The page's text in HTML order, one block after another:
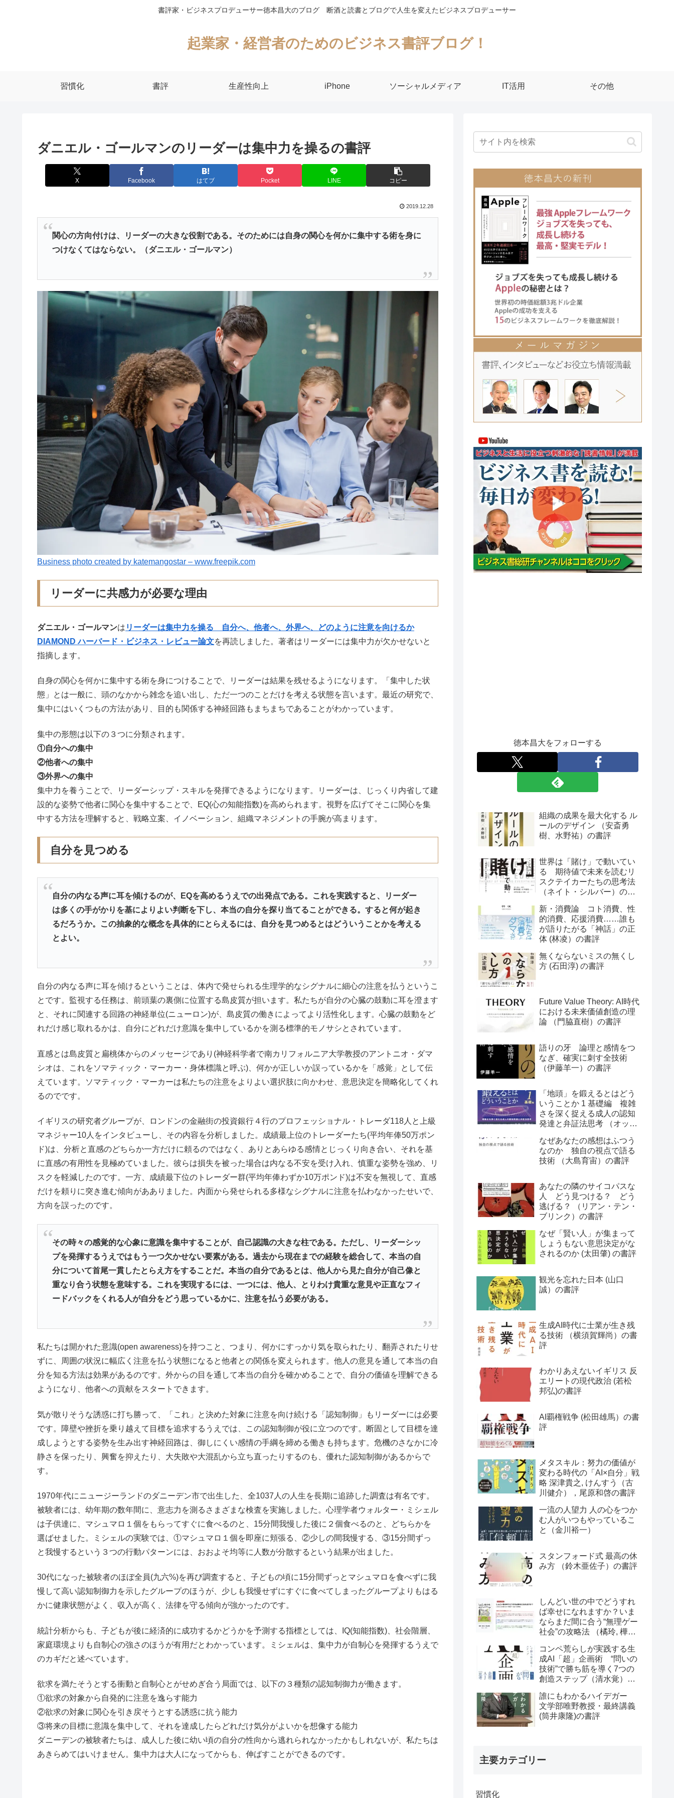
書評家・ビジネスプロデューサー徳本昌大のブログ 断酒と読書とブログで人生を変えたビジネスプロデューサー
起業家・経営者のためのビジネス書評ブログ！
習慣化 書評 生産性向上 iPhone ソーシャルメディア IT活用 その他
ダニエル・ゴールマンのリーダーは集中力を操るの書評
X Facebook はてブ Pocket LINE コピー
2019.12.28
関心の方向付けは、リーダーの大きな役割である。そのためには自身の関心を何かに集中する術を身に
つけなくてはならない。（ダニエル・ゴールマン）
Business photo created by katemangostar – www.freepik.com
リーダーに共感力が必要な理由
ダニエル・ゴールマンは リーダーは集中力を操る 自分へ、他者へ、外界へ、どのように注意を向けるか
DIAMOND ハーバード・ビジネス・レビュー論文を再読しました。著者はリーダーには集中力が欠かせないと
指摘します。
自身の関心を何かに集中する術を身につけることで、リーダーは結果を残せるようになります。「集中した状
態」とは一般に、頭のなかから雑念を追い出し、ただ一つのことだけを考える状態を言います。最近の研究で、
集中にはいくつもの方法があり、目的も関係する神経回路もまちまちであることがわかっています。
集中の形態は以下の３つに分類されます。
①自分への集中
②他者への集中
③外界への集中
集中力を養うことで、リーダーシップ・スキルを発揮できるようになります。リーダーは、じっくり内省して建
設的な姿勢で他者に関心を集中することで、EQ(心の知能指数)を高められます。視野を広げてそこに関心を集
中する方法を理解すると、戦略立案、イノベーション、組織マネジメントの手腕が高まります。
自分を見つめる
自分の内なる声に耳を傾けるのが、EQを高めるうえでの出発点である。これを実践すると、リーダー
は多くの手がかりを基によりよい判断を下し、本当の自分を探り当てることができる。すると何が起き
るだろうか。この抽象的な概念を具体的にとらえるには、自分を見つめるとはどういうことかを考える
とよい。
自分の内なる声に耳を傾けるということは、体内で発せられる生理学的なシグナルに細心の注意を払うというこ
とです。監視する任務は、前頭葉の裏側に位置する島皮質が担います。私たちが自分の心臓の鼓動に耳を澄ます
と、それに関連する回路の神経単位(ニューロン)が、島皮質の働きによってより活性化します。心臓の鼓動をど
れだけ感じ取れるかは、自分にどれだけ意識を集中しているかを測る標準的モノサシとされています。
直感とは島皮質と扁桃体からのメッセージであり(神経科学者で南カリフォルニア大学教授のアントニオ・ダマ
シオは、これをソマティック・マーカー・身体標識と呼ぶ)、何かが正しいか誤っているかを「感覚」として伝
えています。ソマティック・マーカーは私たちの注意をよりよい選択肢に向かわせ、意思決定を簡略化してくれ
るのでです。
イギリスの研究者グループが、ロンドンの金融街の投資銀行４行のプロフェッショナル・トレーダ118人と上級
マネジャー10人をインタビューし、その内容を分析しました。成績最上位のトレーダーたち(平均年俸50万ポン
ド)は、分析と直感のどちらか一方だけに頼るのではなく、ありとあらゆる感情とじっくり向き合い、それを基
に直感の有用性を見極めていました。彼らは損失を被った場合は内なる不安を受け入れ、慎重な姿勢を強め、リ
スクを軽減したのです。一方、成績最下位のトレーダー群(平均年俸わずか10万ポンド)は不安を無視して、直感
だけを頼りに突き進む傾向があありました。内面から発せられる多様なシグナルに注意を払わなかったせいで、
方向を誤ったのです。
その時々の感覚的な心象に意識を集中することが、自己認識の大きな柱である。ただし、リーダーシッ
プを発揮するうえではもう一つ欠かせない要素がある。過去から現在までの経験を総合して、本当の自
分について首尾一貫したとらえ方をすることだ。本当の自分であるとは、他人から見た自分が自己像と
重なり合う状態を意味する。これを実現するには、一つには、他人、とりわけ貴重な意見や正直なフィ
ードバックをくれる人が自分をどう思っているかに、注意を払う必要がある。
私たちは開かれた意識(open awareness)を持つこと、つまり、何かにすっかり気を取られたり、翻弄されたりせ
ずに、周囲の状況に幅広く注意を払う状態になると他者との関係を変えられます。他人の意見を通して本当の自
分を知る方法は効果があるのです。外からの目を通して本当の自分を確かめることで、自分の価値を理解できる
ようになり、他者への貢献をスタートできます。
気が散りそうな誘惑に打ち勝って、「これ」と決めた対象に注意を向け続ける「認知制御」もリーダーには必要
です。障壁や挫折を乗り越えて目標を追求するうえでは、この認知制御が役に立つのです。断固として目標を達
成しようとする姿勢を生み出す神経回路は、御しにくい感情の手綱を締める働きも持ちます。危機のさなかに冷
静さを保ったり、興奮を抑えたり、大失敗や大混乱から立ち直ったりするのも、優れた認知制御があるからで
す。
1970年代にニュージーランドのダニーデン市で出生した、全1037人の人生を長期に追跡した調査は有名です。
被験者には、幼年期の数年間に、意志力を測るさまざまな検査を実施しました。心理学者ウォルター・ミシェル
は子供達に、マシュマロ１個をもらってすぐに食べるのと、15分間我慢した後に２個食べるのと、どちらかを
選ばせました。ミシェルの実験では、①マシュマロ１個を即座に頬張る、②少しの間我慢する、③15分間ずっ
と我慢するという３つの行動パターンには、おおよそ均等に人数が分散するという結果が出ました。
30代になった被験者のほぼ全員(九六%)を再び調査すると、子どもの頃に15分間ずっとマシュマロを食べずに我
慢して高い認知制御力を示したグループのほうが、少しも我慢せずにすぐに食べてしまったグループよりもはる
かに健康状態がよく、収入が高く、法律を守る傾向が強かったのです。
統計分析からも、子どもが後に経済的に成功するかどうかを予測する指標としては、IQ(知能指数)、社会階層、
家庭環境よりも自制心の強さのほうが有用だとわかっています。ミシェルは、集中力が自制心を発揮するうえで
のカギだと述べています。
欲求を満たそうとする衝動と自制心とがせめぎ合う局面では、以下の３種類の認知制御力が働きます。
①欲求の対象から自発的に注意を逸らす能力
②欲求の対象に関心を引き戻そうとする誘惑に抗う能力
③将来の目標に意識を集中して、それを達成したらどれだけ気分がよいかを想像する能力
ダニーデンの被験者たちは、成人した後に幼い頃の自分の性向から逃れられなかったかもしれないが、私たちは
あきらめてはいけません。集中力は大人になってからも、伸ばすことができるのです。
徳本昌大をフォローする
組織の成果を最大化する ル
ールのデザイン （安斎勇
樹、水野祐）の書評
世界は「賭け」で動いてい
る 期待値で未来を読むリ
スクテイカーたちの思考法
（ネイト・シルバー）の書
新・消費論 コト消費、性
的消費、応援消費……誰も
が語りたがる「神話」の正
体 (林凌）の書評
無くならないミスの無くし
方 (石田淳) の書評
Future Value Theory: AI時代
における未来価値創造の理
論 （門脇直樹）の書評
語りの牙 論理と感情をつ
なぎ、確実に刺す全技術
（伊藤羊一）の書評
「地頭」を鍛えるとはどう
いうことか 1 基礎編 複雑
さを深く捉える成人の認知
発達と弁証法思考 （オット
なぜあなたの感想はふつう
なのか 独自の視点で語る
技術 （大島育宙）の書評
あなたの隣のサイコパスな
人 どう見つける？ どう
逃げる？ （リアン・テン・
ブリンク）の書評
なぜ「賢い人」が集まって
しょうもない意思決定がな
されるのか (太田肇) の書評
観光を忘れた日本 (山口
誠）の書評
生成AI時代に士業が生き残
る技術 （横須賀輝尚）の書
評
わかりあえないイギリス 反
エリートの現代政治 (若松
邦弘)の書評
AI覇権戦争 (松田雄馬）の書
評
メタスキル：努力の価値が
変わる時代の「AI×自分」戦
略 深津貴之, けんすう（古
川健介），尾原和啓の書評
一流の人望力 人の心をつか
む人がいつもやっているこ
と（金川裕一）
スタンフォード式 最高の休
み方 （鈴木亜佐子）の書評
しんどい世の中でどうすれ
ば幸せになれますか？いま
ならまだ間に合う“無理ゲー
社会”の攻略法 （橘玲, 樺山
コンペ荒らしが実践する生
成AI「超」企画術 “問いの
技術”で勝ち筋を導く7つの
創造ステップ（清水覚）の
誰にもわかるハイデガー
文学部唯野教授・最終講義
(筒井康隆)の書評
主要カテゴリー
習慣化